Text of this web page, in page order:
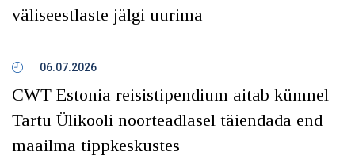
väliseestlaste jälgi uurima
06.07.2026
CWT Estonia reisistipendium aitab kümnel
Tartu Ülikooli noorteadlasel täiendada end
maailma tippkeskustes